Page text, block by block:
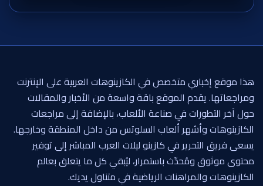
هذا موقع إخباري متخصص في الكازينوهات العربية على الإنترنت
ومراجعاتها. يقدم الموقع باقة واسعة من الأخبار والمقالات
حول آخر التطورات في صناعة الألعاب، بالإضافة إلى مراجعات
الكازينوهات وأشهر ألعاب السلوتس من داخل المنطقة وخارجها.
يسعى فريق التحرير في كازينو ليلات العرب المباشر إلى توفير
محتوى موثوق ومُحدّث باستمرار، ليُبقي كل ما يتعلق بعالم
الكازينوهات والمراهنات الرياضية في متناول يديك.